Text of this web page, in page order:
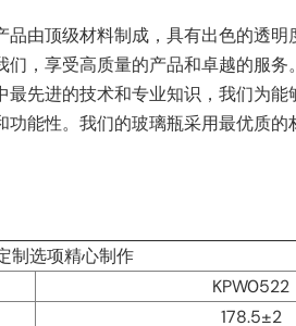
由顶级材料制成，具有出色的透明
，享受高质量的产品和卓越的服务。
先进的技术和专业知识，我们为能
能性。我们的玻璃瓶采用最优质的
制选项精心制作
KPW0522
178.5±2